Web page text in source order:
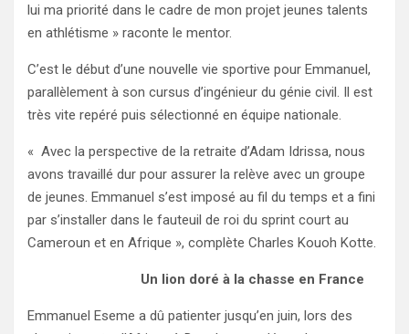
lui ma priorité dans le cadre de mon projet jeunes talents
en athlétisme » raconte le mentor.
C’est le début d’une nouvelle vie sportive pour Emmanuel,
parallèlement à son cursus d’ingénieur du génie civil. Il est
très vite repéré puis sélectionné en équipe nationale.
« Avec la perspective de la retraite d’Adam Idrissa, nous
avons travaillé dur pour assurer la relève avec un groupe
de jeunes. Emmanuel s’est imposé au fil du temps et a fini
par s’installer dans le fauteuil de roi du sprint court au
Cameroun et en Afrique », complète Charles Kouoh Kotte.
Un lion doré à la chasse en France
Emmanuel Eseme a dû patienter jusqu’en juin, lors des